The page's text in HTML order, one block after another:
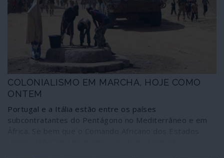
COLONIALISMO EM MARCHA, HOJE COMO
ONTEM
Portugal e a Itália estão entre os países
subcontratantes do Pentágono no Mediterrâneo e em